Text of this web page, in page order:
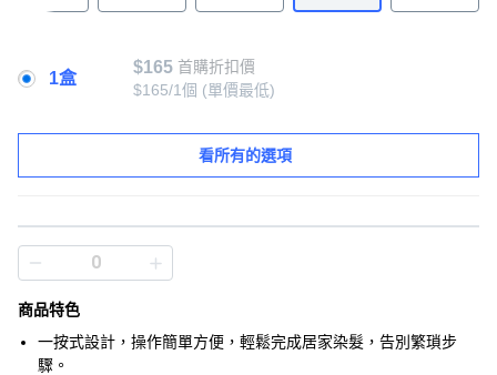
1盒
$165 首購折扣價
$165/1個 (單價最低)
看所有的選項
商品特色
一按式設計，操作簡單方便，輕鬆完成居家染髮，告別繁瑣步
驟。